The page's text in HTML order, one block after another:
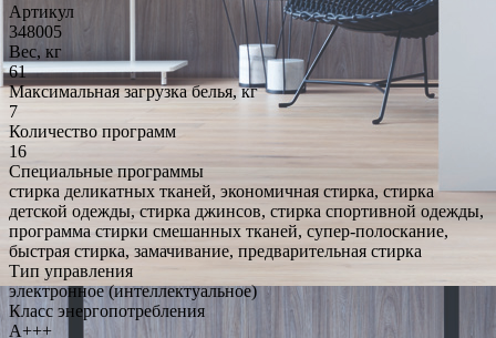
Артикул
348005
Вес, кг
61
Максимальная загрузка белья, кг
7
Количество программ
16
Специальные программы
стирка деликатных тканей, экономичная стирка, стирка
детской одежды, стирка джинсов, стирка спортивной одежды,
программа стирки смешанных тканей, супер-полоскание,
быстрая стирка, замачивание, предварительная стирка
Тип управления
электронное (интеллектуальное)
Класс энергопотребления
A+++